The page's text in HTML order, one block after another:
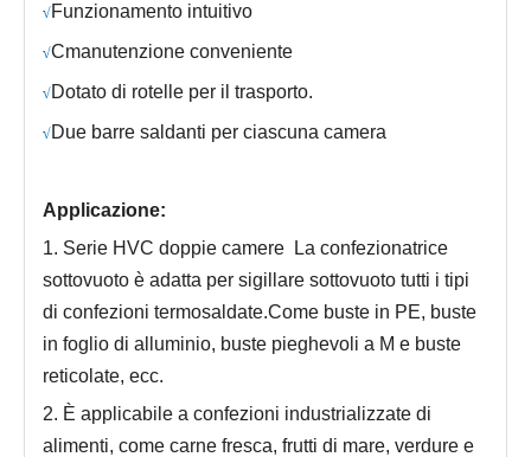
√Funzionamento intuitivo
√Cmanutenzione conveniente
√Dotato di rotelle per il trasporto.
√Due barre saldanti per ciascuna camera
Applicazione:
1. Serie HVC doppie camere
La confezionatrice
sottovuoto è adatta per sigillare sottovuoto tutti i tipi
di confezioni termosaldate.Come buste in PE, buste
in foglio di alluminio, buste pieghevoli a M e buste
reticolate, ecc.
2. È applicabile a confezioni industrializzate di
alimenti, come carne fresca, frutti di mare, verdure e